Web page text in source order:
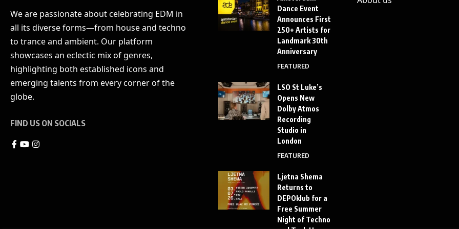
We are passionate about celebrating EDM in
all its diverse forms—from house and techno
to trance and ambient. Our platform
showcases an eclectic mix of genres,
highlighting both established icons and
emerging talents from every corner of the
globe.
FIND US ON SOCIALS
Dance Event
Announces First
250+ Artists for
Landmark 30th
Anniversary
FEATURED
LSO St Luke’s
Opens New
Dolby Atmos
Recording
Studio in
London
FEATURED
Ljetna Shema
Returns to
DEPOklub for a
Free Summer
Night of Techno